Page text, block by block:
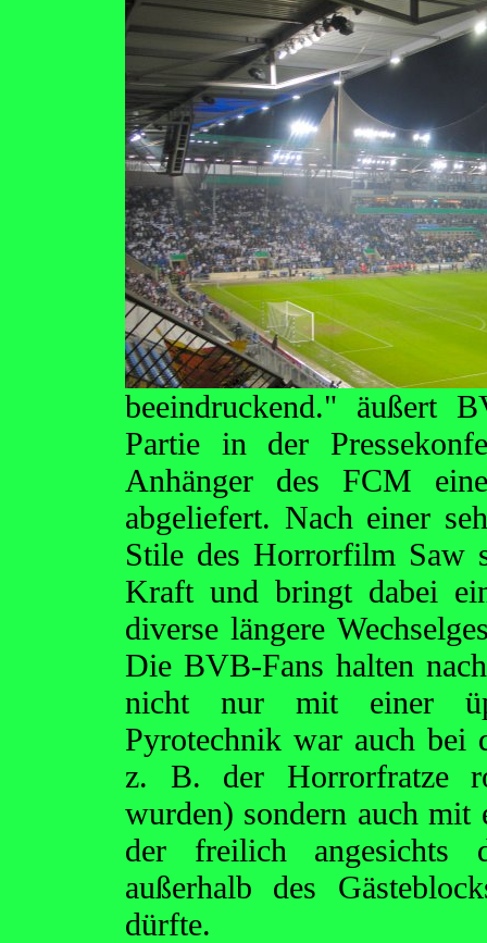
beeindruckend." äußert
Partie in der
Anhänger des FCM
abgeliefert. Nach einer
Stile des Horrorfilm Saw
Kraft und bringt dabei
diverse längere
Die BVB-Fans halten
nicht nur mit einer
Pyrotechnik war auch bei
z. B. der Horrorfratze
wurden) sondern auch mit
der freilich angesichts
außerhalb des
dürfte.